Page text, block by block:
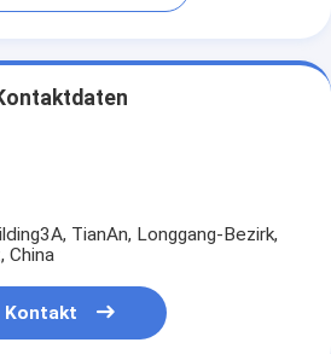
TianAn, Longgang-Bezirk,
China
Kontakt